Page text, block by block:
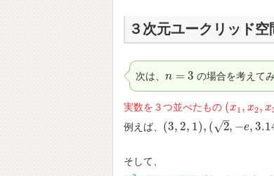
３次元ユークリッド空
次は、 n = 3
n= 3 の場合を考えてみ
実数を３つ並べたもの (x1 , x2, x
(x1, x 2,x3)
例えば、 (3, 2, 1), ( 2
–
√ , −e,
(3,2 ,1 ,(2, − e,3.14)
そして、